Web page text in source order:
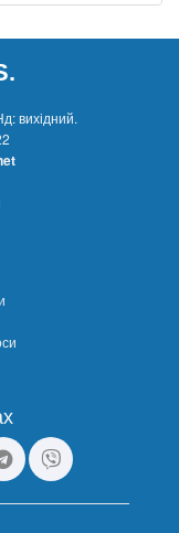
вихідний.